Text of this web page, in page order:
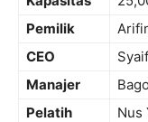
Pemilik
CEO
Manajer
Pelatih
Nus